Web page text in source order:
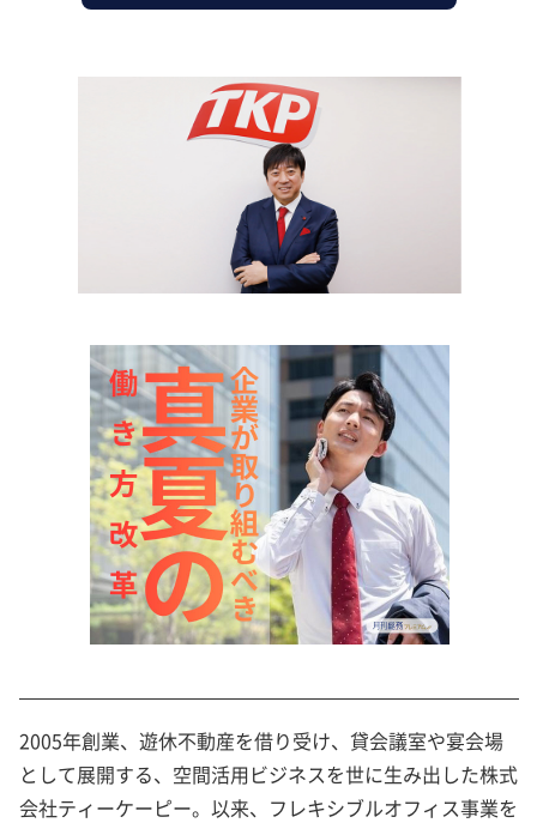
2005年創業、遊休不動産を借り受け、貸会議室や宴会場
として展開する、空間活用ビジネスを世に生み出した株式
会社ティーケーピー。以来、フレキシブルオフィス事業を